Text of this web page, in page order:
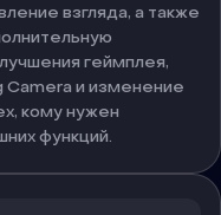
взгляда, а также
геймплея,
Camera и изменение
кому нужен
функций.